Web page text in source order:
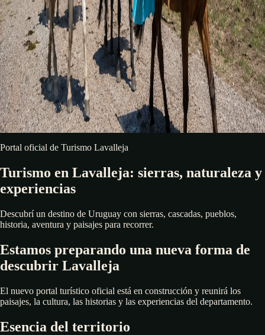
Portal oficial de Turismo Lavalleja
Turismo en Lavalleja: sierras, naturaleza y
experiencias
Descubrí un destino de Uruguay con sierras, cascadas, pueblos,
historia, aventura y paisajes para recorrer.
Estamos preparando una nueva forma de
descubrir Lavalleja
El nuevo portal turístico oficial está en construcción y reunirá los
paisajes, la cultura, las historias y las experiencias del departamento.
Esencia del territorio